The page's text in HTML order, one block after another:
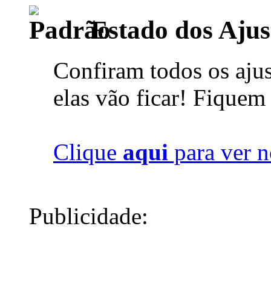
Estado dos
Confiram todos os
elas vão ficar!
Clique aqui para ver
Publicidade: